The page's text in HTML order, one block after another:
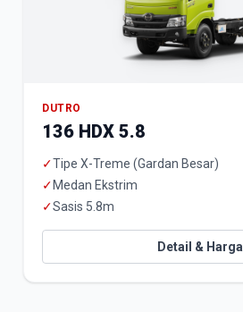
DUTRO
136 HDX 5.8
✓Tipe X-Treme (Gardan Besar)
✓ Medan Ekstrim
✓Sasis 5.8m
Detail & Harga